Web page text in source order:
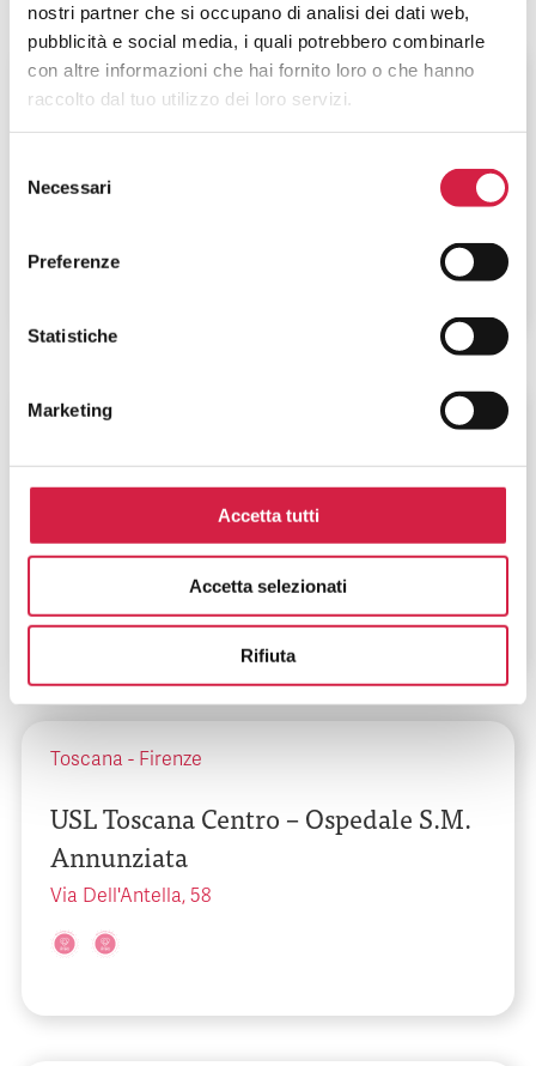
nostri partner che si occupano di analisi dei dati web,
pubblicità e social media, i quali potrebbero combinarle
con altre informazioni che hai fornito loro o che hanno
raccolto dal tuo utilizzo dei loro servizi.
delNecessari
Preferenze
Statistiche
Marketing
Accetta tutti
Accetta selezionati
Rifiuta
Toscana- Firenze
USL Toscana Centro – Ospedale del
Mugello di Borgo San Lorenzo
Toscana
USL Toscana Centro – Ospedale S.
Giovanni di Dio Torregalli
Via di Torregallli, 3
Toscana - Firenze
USL Toscana Centro – Ospedale S.M.
Annunziata
Via Dell'Antella, 58